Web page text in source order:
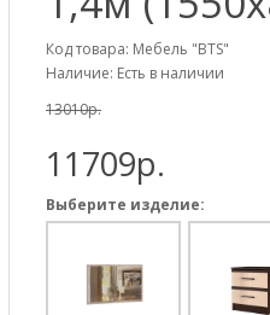
Код товара: Мебель "BTS"
Наличие: Есть в наличии
13010p.
11709p.
Выберите изделие: